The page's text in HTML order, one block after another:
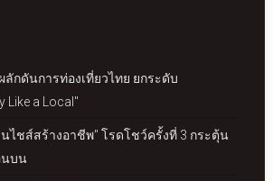
ลักดันการท่องเที่ยวไทย ยกระดับ
a Local"
นไชส์สร้างอาชีพ" โรดโชว์ครั้งที่ 3 กระตุ้น
นบน